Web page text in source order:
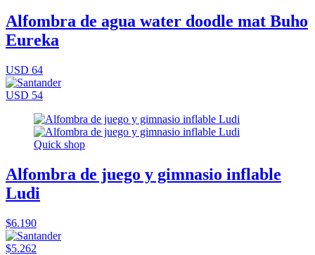
Alfombra de agua water doodle mat Buho
Eureka
USD 64
USD 54
Quick shop
Alfombra de juego y gimnasio inflable
Ludi
$6.190
$5.262